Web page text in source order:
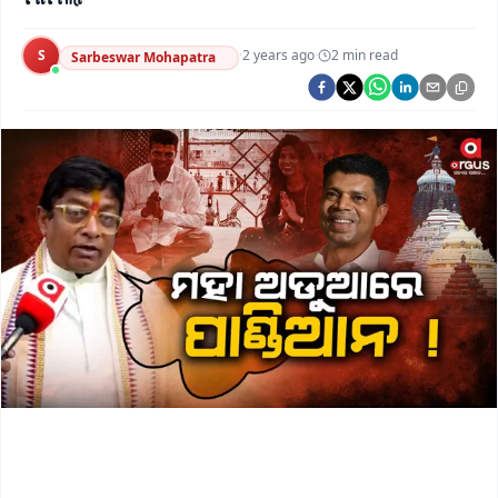
Argus Swaad Odisha
Argus Chalo Dekhein Apna Desh
S Sarbeswar Mohapatra ·2 years ago· 2 min read